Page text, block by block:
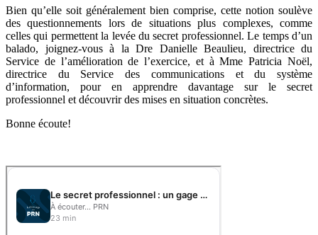
Bien qu’elle soit généralement bien comprise, cette notion soulève
des questionnements lors de situations plus complexes, comme
celles qui permettent la levée du secret professionnel. Le temps d’un
balado, joignez-vous à la Dre Danielle Beaulieu, directrice du
Service de l’amélioration de l’exercice, et à Mme Patricia Noël,
directrice du Service des communications et du système
d’information, pour en apprendre davantage sur le secret
professionnel et découvrir des mises en situation concrètes.
Bonne écoute!